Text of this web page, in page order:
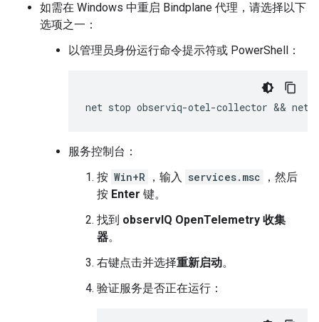
如需在 Windows 中重启 Bindplane 代理，请选择以下
选项之一：
以管理员身份运行命令提示符或 PowerShell：
服务控制台：
按 Win+R ，输入 services.msc
，然后
按 Enter 键。
找到 observIQ OpenTelemetry 收集
器。
右键点击并选择重新启动。
验证服务是否正在运行：